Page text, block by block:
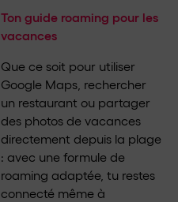
Ton guide roaming pour les
vacances
Que ce soit pour utiliser
Google Maps, rechercher
un restaurant ou partager
des photos de vacances
directement depuis la plage
: avec une formule de
roaming adaptée, tu restes
connecté même à